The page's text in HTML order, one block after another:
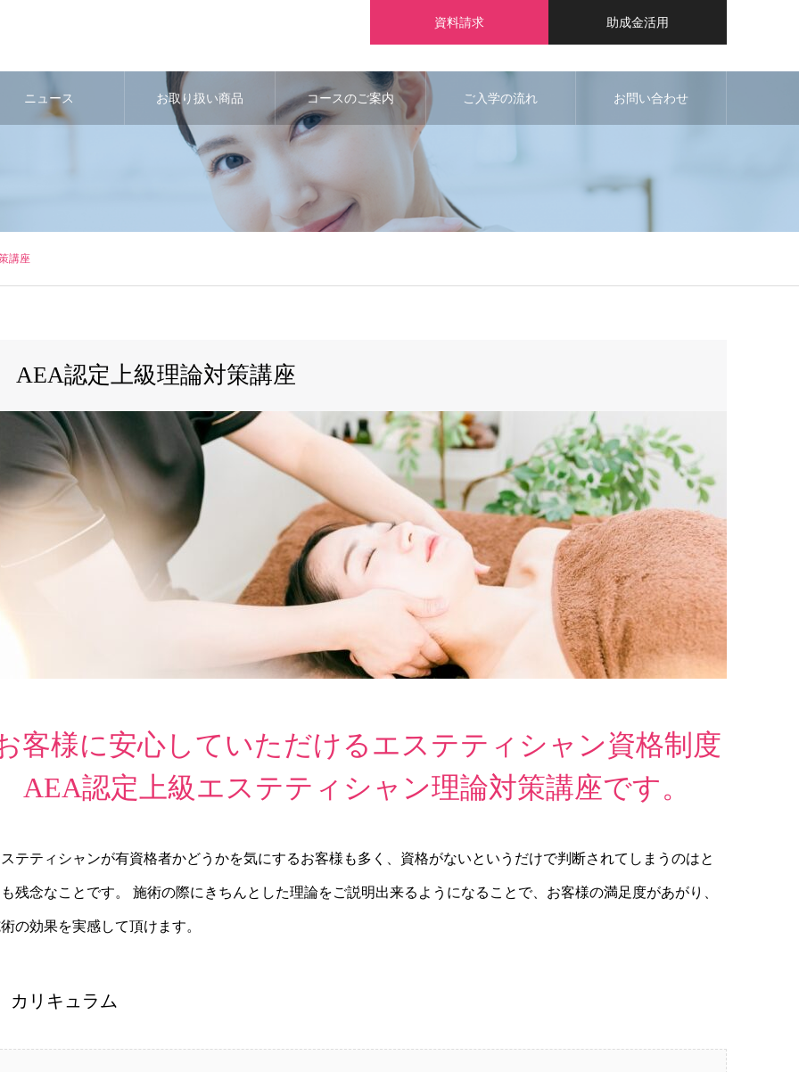
資料請求 助成金活用
ニュース お取り扱い商品 コースのご案内 ご入学の流れ お問い合わせ
講座
AEA認定上級理論対策講座
客様に安心していただけるエステティシャン資格制度
AEA認定上級エステティシャン理論対策講座です。
テティシャンが有資格者かどうかを気にするお客様も多く、資格がないというだけで判断されてしまうのはと
残念なことです。 施術の際にきちんとした理論をご説明出来るようになることで、お客様の満足度があがり、
の効果を実感して頂けます。
カリキュラム